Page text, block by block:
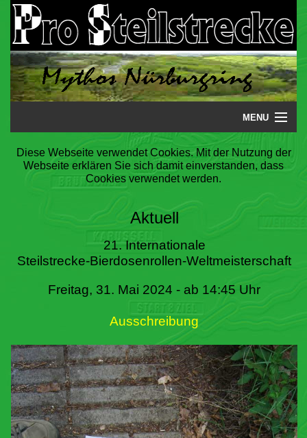
MENU
Startseite
Steilstrecke
Literatur
Termine
Diese Webseite verwendet Cookies. Mit der Nutzung der
Webseite erklären Sie sich damit einverstanden, dass
Cookies verwendet werden.
Aktuell
21. Internationale
Steilstrecke-Bierdosenrollen-Weltmeisterschaft
Freitag, 31. Mai 2024 - ab 14:45 Uhr
Ausschreibung